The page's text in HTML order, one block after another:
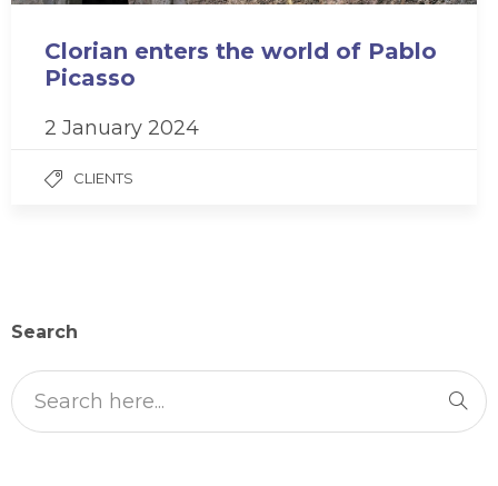
Clorian enters the world of Pablo
Picasso
2 January 2024
CLIENTS
Search